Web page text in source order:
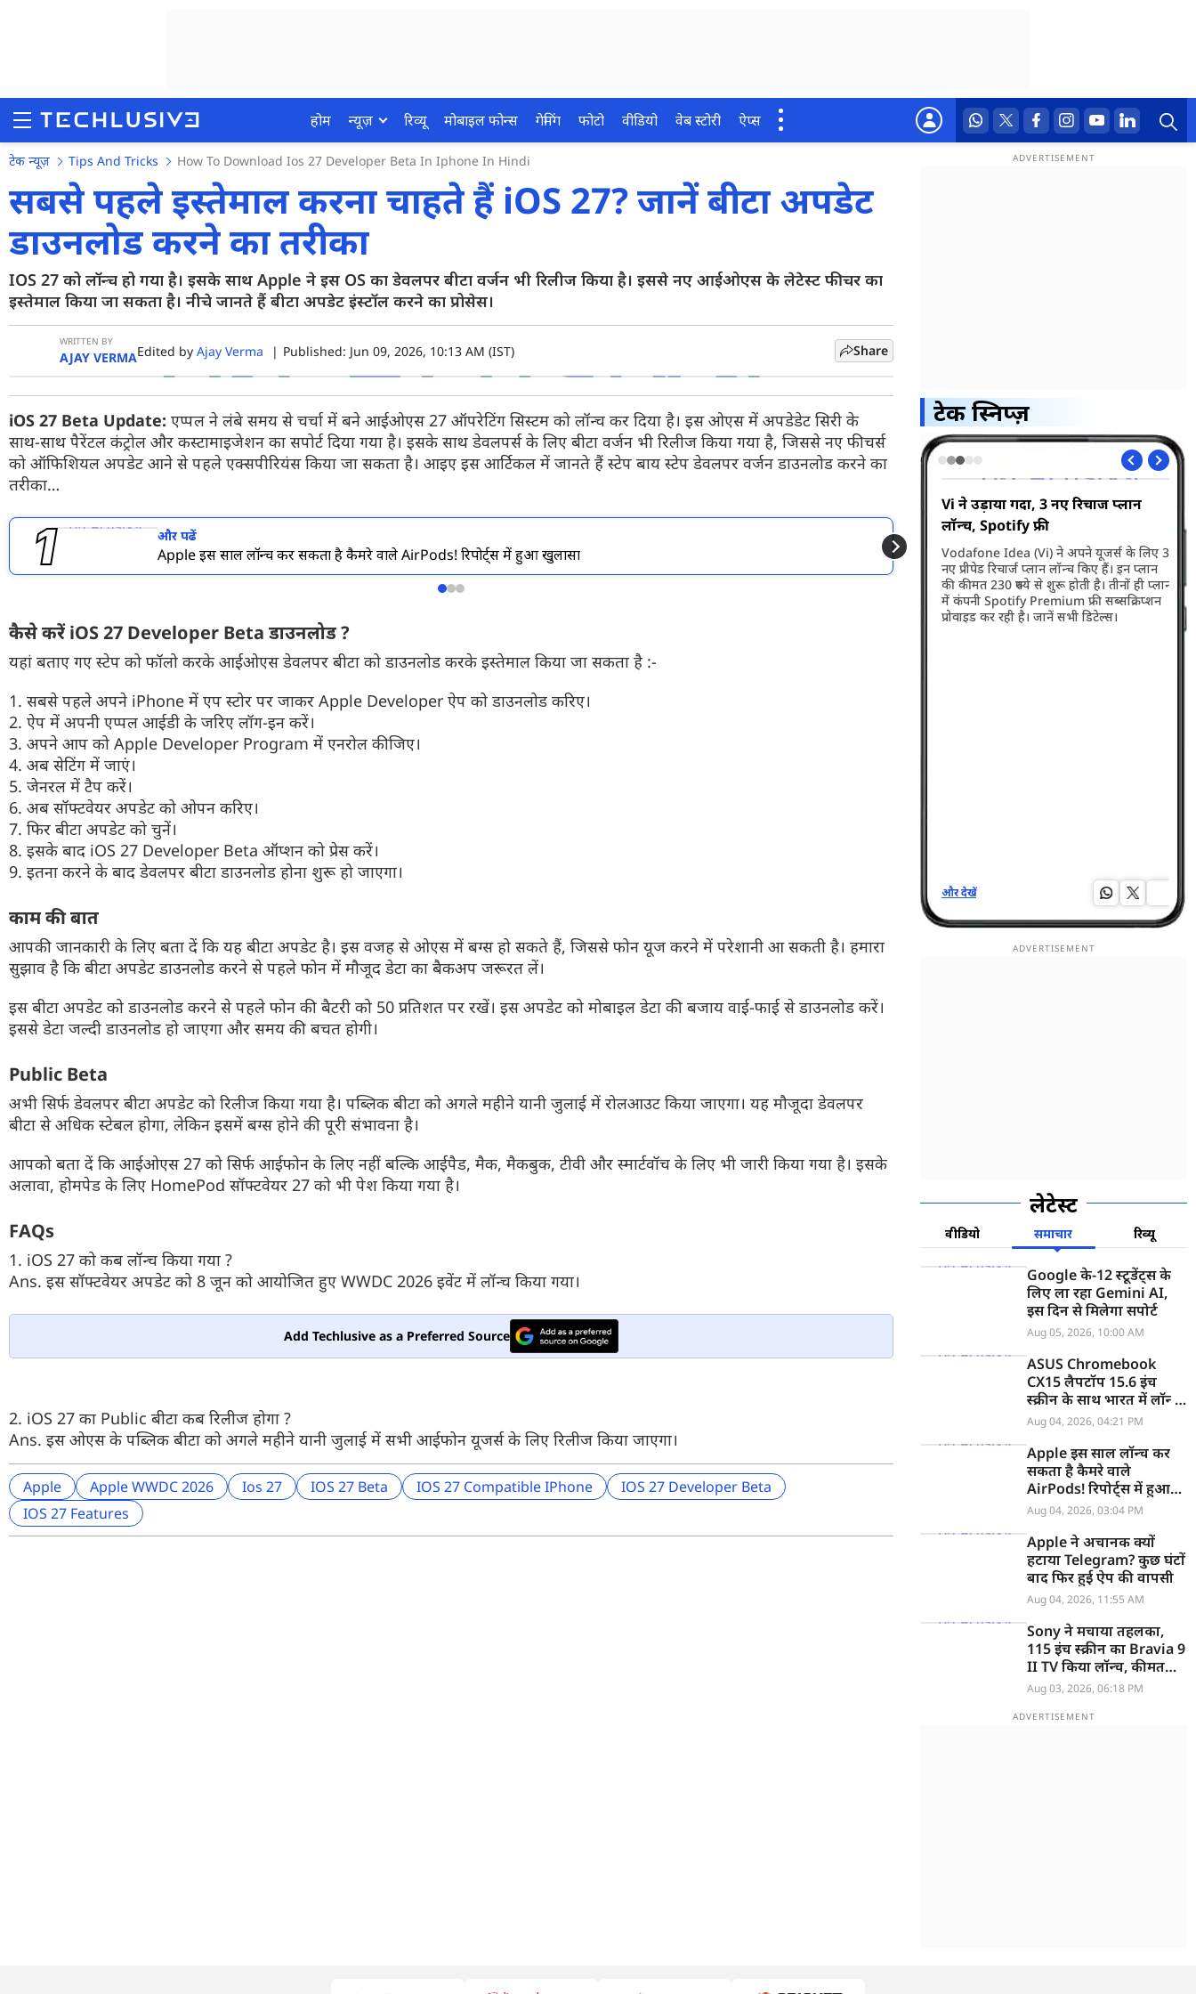
होम न्यूज़ रिव्यू मोबाइल फोन्स गेमिंग फोटो वीडियो वेब स्टोरी ऐप्स
होम
न्यूज़
रिव्यू
मोबाइल फोन्स
गेमिंग
फोटो
वीडियो
वेब स्टोरी
ऐप्स
डील्स
टेक न्यूज़ Tips And Tricks How To Download Ios 27 Developer Beta In Iphone In Hindi
सबसे पहले इस्तेमाल करना चाहते हैं iOS 27? जानें बीटा अपडेट
डाउनलोड करने का तरीका
IOS 27 को लॉन्च हो गया है। इसके साथ Apple ने इस OS का डेवलपर बीटा वर्जन भी रिलीज किया है। इससे नए आईओएस के लेटेस्ट फीचर का
इस्तेमाल किया जा सकता है। नीचे जानते हैं बीटा अपडेट इंस्टॉल करने का प्रोसेस।
WRITTEN BY
AJAY VERMAEdited by Ajay Verma | Published: Jun 09, 2026, 10:13 AM (IST) Share
iOS 27 Beta Update: एप्पल ने लंबे समय से चर्चा में बने आईओएस 27 ऑपरेटिंग सिस्टम को लॉन्च कर दिया है। इस ओएस में अपडेडेट सिरी के
साथ-साथ पैरेंटल कंट्रोल और कस्टामाइजेशन का सपोर्ट दिया गया है। इसके साथ डेवलपर्स के लिए बीटा वर्जन भी रिलीज किया गया है, जिससे नए फीचर्स
को ऑफिशियल अपडेट आने से पहले एक्सपीरियंस किया जा सकता है। आइए इस आर्टिकल में जानते हैं स्टेप बाय स्टेप डेवलपर वर्जन डाउनलोड करने का
तरीका…
और पढें
Apple इस साल लॉन्च कर सकता है कैमरे वाले AirPods! रिपोर्ट्स में हुआ खुलासा Apple ने अचानक क्यों
कैसे करें iOS 27 Developer Beta डाउनलोड ?
यहां बताए गए स्टेप को फॉलो करके आईओएस डेवलपर बीटा को डाउनलोड करके इस्तेमाल किया जा सकता है :-
1. सबसे पहले अपने iPhone में एप स्टोर पर जाकर Apple Developer ऐप को डाउनलोड करिए।
2. ऐप में अपनी एप्पल आईडी के जरिए लॉग-इन करें।
3. अपने आप को Apple Developer Program में एनरोल कीजिए।
4. अब सेटिंग में जाएं।
5. जेनरल में टैप करें।
6. अब सॉफ्टवेयर अपडेट को ओपन करिए।
7. फिर बीटा अपडेट को चुनें।
8. इसके बाद iOS 27 Developer Beta ऑप्शन को प्रेस करें।
9. इतना करने के बाद डेवलपर बीटा डाउनलोड होना शुरू हो जाएगा।
काम की बात
आपकी जानकारी के लिए बता दें कि यह बीटा अपडेट है। इस वजह से ओएस में बग्स हो सकते हैं, जिससे फोन यूज करने में परेशानी आ सकती है। हमारा
सुझाव है कि बीटा अपडेट डाउनलोड करने से पहले फोन में मौजूद डेटा का बैकअप जरूरत लें।
इस बीटा अपडेट को डाउनलोड करने से पहले फोन की बैटरी को 50 प्रतिशत पर रखें। इस अपडेट को मोबाइल डेटा की बजाय वाई-फाई से डाउनलोड करें।
इससे डेटा जल्दी डाउनलोड हो जाएगा और समय की बचत होगी।
Public Beta
अभी सिर्फ डेवलपर बीटा अपडेट को रिलीज किया गया है। पब्लिक बीटा को अगले महीने यानी जुलाई में रोलआउट किया जाएगा। यह मौजूदा डेवलपर
बीटा से अधिक स्टेबल होगा, लेकिन इसमें बग्स होने की पूरी संभावना है।
आपको बता दें कि आईओएस 27 को सिर्फ आईफोन के लिए नहीं बल्कि आईपैड, मैक, मैकबुक, टीवी और स्मार्टवॉच के लिए भी जारी किया गया है। इसके
अलावा, होमपेड के लिए HomePod सॉफ्टवेयर 27 को भी पेश किया गया है।
FAQs
1. iOS 27 को कब लॉन्च किया गया ?
Ans. इस सॉफ्टवेयर अपडेट को 8 जून को आयोजित हुए WWDC 2026 इवेंट में लॉन्च किया गया।
Add Techlusive as a Preferred Source
2. iOS 27 का Public बीटा कब रिलीज होगा ?
Ans. इस ओएस के पब्लिक बीटा को अगले महीने यानी जुलाई में सभी आईफोन यूजर्स के लिए रिलीज किया जाएगा।
Apple Apple WWDC 2026 Ios 27 IOS 27 Beta IOS 27 Compatible IPhone
IOS 27 Developer Beta
IOS 27 Features
टेक स्निप्ज़
प्लान इस्तेमाल करते थे, तो आपके लिए बड़ी खबर
है। कंपनी ने इस प्लान को बंद कर दिया है...
व्हाट्सएप जल्द ही नए फीचर रोलआउट करने
वाला है। आपको बता दें इसके बाद ग्रुप चैट्स करना
Vi ने उड़ाया गर्दा, 3 नए रिचार्ज प्लान
लॉन्च, Spotify फ्री
Vodafone Idea (Vi) ने अपने यूजर्स के लिए 3
नए प्रीपेड रिचार्ज प्लान लॉन्च किए हैं। इन प्लान
की कीमत 230 रुपये से शुरू होती है। तीनों ही प्लान
में कंपनी Spotify Premium फ्री सब्सक्रिप्शन
प्रोवाइड कर रही है। जानें सभी डिटेल्स।
और देखें
लेटेस्ट
वीडियो समाचार रिव्यू
Google के-12 स्टूडेंट्स के
लिए ला रहा Gemini AI,
इस दिन से मिलेगा सपोर्ट
Aug 05, 2026, 10:00 AM
ASUS Chromebook
CX15 लैपटॉप 15.6 इंच
स्क्रीन के साथ भारत में लॉन्च,
जानें कीमत
Aug 04, 2026, 04:21 PM
Apple इस साल लॉन्च कर
सकता है कैमरे वाले
AirPods! रिपोर्ट्स में हुआ
खुलासा
Aug 04, 2026, 03:04 PM
Apple ने अचानक क्यों
हटाया Telegram? कुछ घंटों
बाद फिर हुई ऐप की वापसी
Aug 04, 2026, 11:55 AM
Sony ने मचाया तहलका,
115 इंच स्क्रीन का Bravia 9
II TV किया लॉन्च, कीमत
सुनकर उड़ जाएंगे होश
Aug 03, 2026, 06:18 PM